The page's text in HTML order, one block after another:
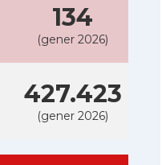
134
(gener 2026)
427.423
(gener 2026)